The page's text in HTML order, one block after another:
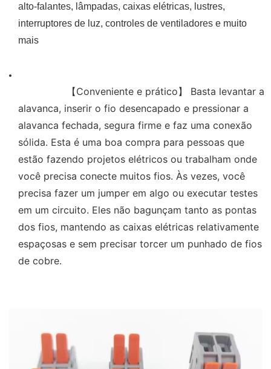
alto-falantes, lâmpadas, caixas elétricas, lustres,
interruptores de luz, controles de ventiladores e muito
mais
alavanca, inserir o fio desencapado e pressionar a
alavanca fechada, segura firme e faz uma conexão
sólida. Esta é uma boa compra para pessoas que
estão fazendo projetos elétricos ou trabalham onde
você precisa conecte muitos fios. Às vezes, você
precisa fazer um jumper em algo ou executar testes
em um circuito. Eles não bagunçam tanto as pontas
dos fios, mantendo as caixas elétricas relativamente
espaçosas e sem precisar torcer um punhado de fios
de cobre.